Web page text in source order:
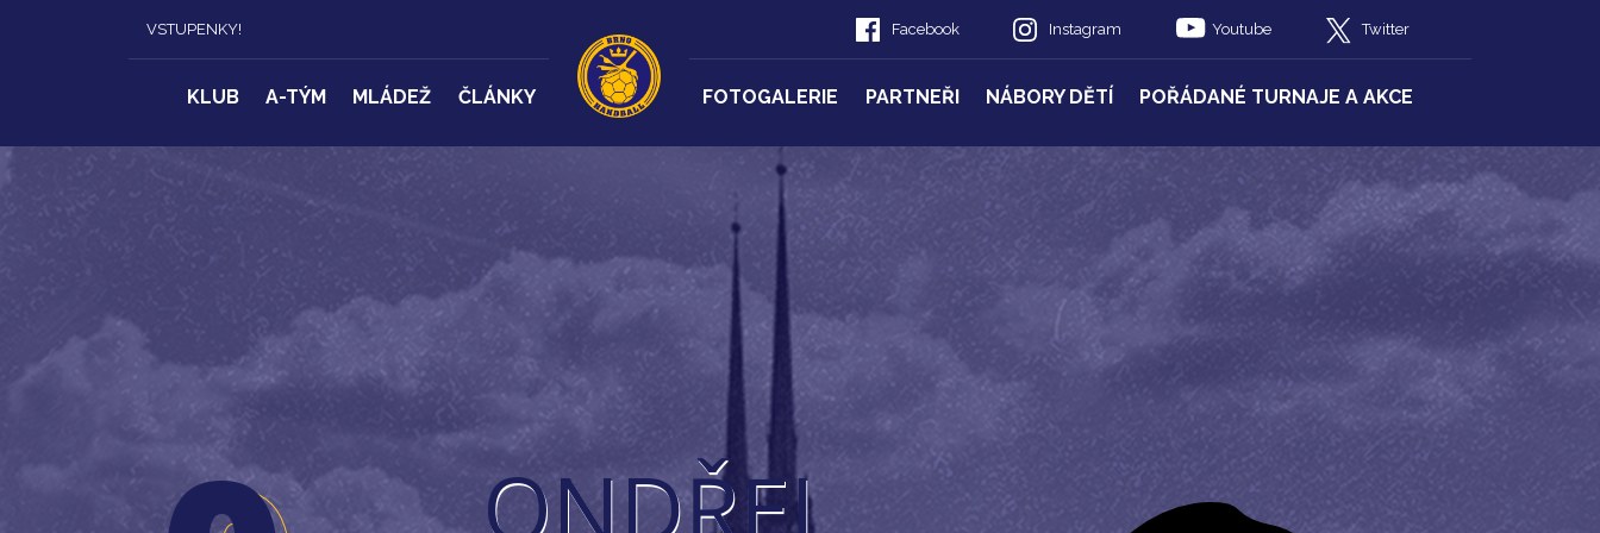
VSTUPENKY! Facebook Instagram Youtube Twitter
KLUB A-TÝM MLÁDEŽ ČLÁNKY FOTOGALERIE PARTNEŘI NÁBORY DĚTÍ POŘÁDANÉ TURNAJE A AKCE
ONDŘEJ